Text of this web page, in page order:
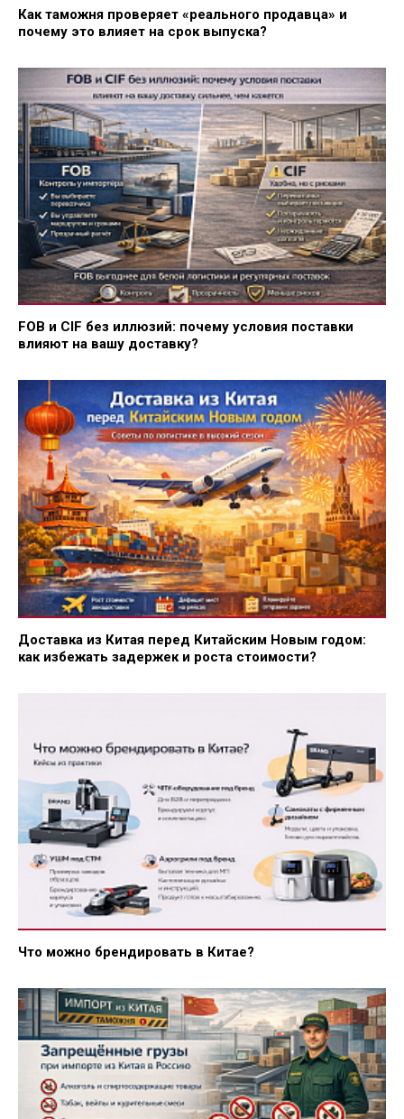
Как таможня проверяет «реального продавца» и
почему это влияет на срок выпуска?
FOB и CIF без иллюзий: почему условия поставки
влияют на вашу доставку?
Доставка из Китая перед Китайским Новым годом:
как избежать задержек и роста стоимости?
Что можно брендировать в Китае?